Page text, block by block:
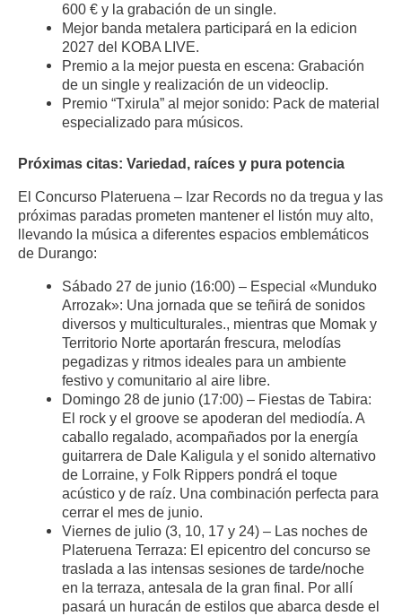
600 € y la grabación de un single.
Mejor banda metalera participará en la edicion
2027 del KOBA LIVE.
Premio a la mejor puesta en escena: Grabación
de un single y realización de un videoclip.
Premio “Txirula” al mejor sonido: Pack de material
especializado para músicos.
Próximas citas: Variedad, raíces y pura potencia
El Concurso Plateruena – Izar Records no da tregua y las
próximas paradas prometen mantener el listón muy alto,
llevando la música a diferentes espacios emblemáticos
de Durango:
Sábado 27 de junio (16:00) – Especial «Munduko
Arrozak»: Una jornada que se teñirá de sonidos
diversos y multiculturales., mientras que Momak y
Territorio Norte aportarán frescura, melodías
pegadizas y ritmos ideales para un ambiente
festivo y comunitario al aire libre.
Domingo 28 de junio (17:00) – Fiestas de Tabira:
El rock y el groove se apoderan del mediodía. A
caballo regalado, acompañados por la energía
guitarrera de Dale Kaligula y el sonido alternativo
de Lorraine, y Folk Rippers pondrá el toque
acústico y de raíz. Una combinación perfecta para
cerrar el mes de junio.
Viernes de julio (3, 10, 17 y 24) – Las noches de
Plateruena Terraza: El epicentro del concurso se
traslada a las intensas sesiones de tarde/noche
en la terraza, antesala de la gran final. Por allí
pasará un huracán de estilos que abarca desde el